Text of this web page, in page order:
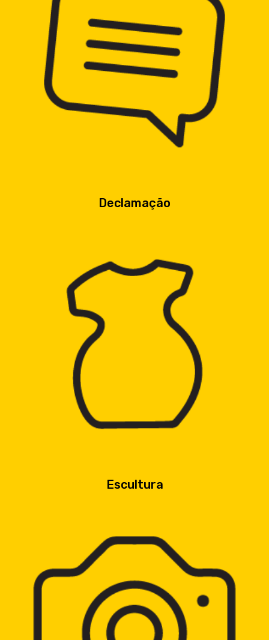
Declamação
Escultura